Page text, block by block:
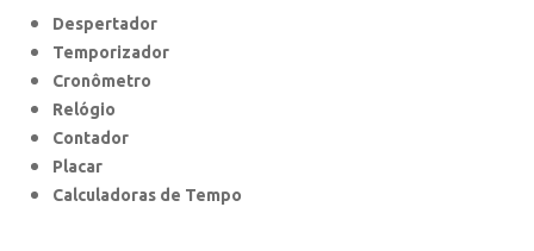
Despertador
Temporizador
Cronômetro
Relógio
Contador
Placar
Calculadoras de Tempo